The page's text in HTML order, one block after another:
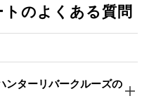
のよくある質問
ンターリバークルーズの